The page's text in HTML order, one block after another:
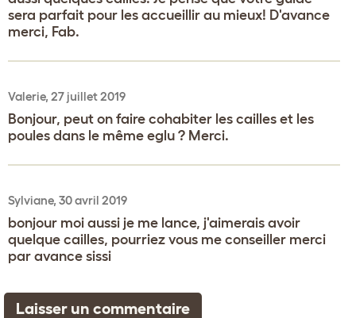
sera parfait pour les accueillir au mieux! D'avance
merci, Fab.
Valerie, 27 juillet 2019
Bonjour, peut on faire cohabiter les cailles et les
poules dans le même eglu ? Merci.
Sylviane, 30 avril 2019
bonjour moi aussi je me lance, j'aimerais avoir
quelque cailles, pourriez vous me conseiller merci
par avance sissi
Laisser un commentaire